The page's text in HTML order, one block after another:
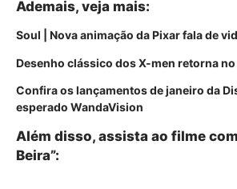
Ademais, veja mais:
Soul | Nova animação da Pixar fala de
Desenho clássico dos X-men retorna
Confira os lançamentos de janeiro da
esperado WandaVision
Além disso, assista ao filme
Beira”: